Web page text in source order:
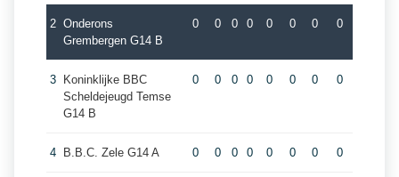
2 Onderons
Grembergen G14 B
0 0 0 0 0 0 0 0
3
Koninklijke BBC
Scheldejeugd Temse
G14 B
0 0 0 0 0 0 0 0
4 B.B.C. Zele G14 A 0 0 0 0 0 0 0 0